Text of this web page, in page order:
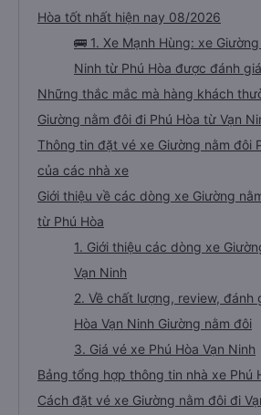
Hòa tốt nhất hiện nay 08/2026
🚌 1. Xe Mạnh Hùng: xe
Ninh từ Phú Hòa được đánh
Những thắc mắc mà hàng khách
Giường nằm đôi đi Phú Hòa từ Vạn
Thông tin đặt vé xe Giường nằm đôi
của các nhà xe
Giới thiệu về các dòng xe Giường
từ Phú Hòa
1. Giới thiệu các dòng xe
Vạn Ninh
2. Về chất lượng, review, đánh
Hòa Vạn Ninh Giường nằm đôi
3. Giá vé xe Phú Hòa Vạn Ninh
Bảng tổng hợp thông tin nhà xe Phú
Cách đặt vé xe Giường nằm đôi đi